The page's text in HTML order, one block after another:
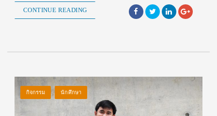
CONTINUE READING
กิจกรรม นักศึกษา